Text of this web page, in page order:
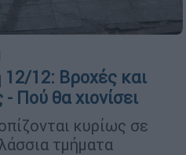
12: Βροχές και
Πού θα χιονίσει
κυρίως σε
τμήματα